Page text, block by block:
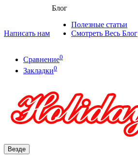
Написать нам
Блог
Полезные статьи
Смотреть Весь Блог
Сравнение0
Закладки0
Везде